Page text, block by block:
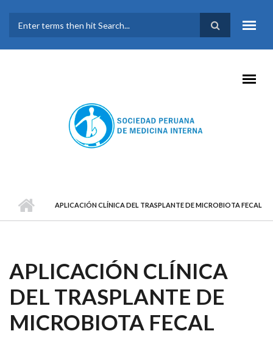
FORMULARIO DE
BÚSQUEDA
APLICACIÓN CLÍNICA DEL TRASPLANTE DE MICROBIOTA FECAL
APLICACIÓN CLÍNICA
DEL TRASPLANTE DE
MICROBIOTA FECAL